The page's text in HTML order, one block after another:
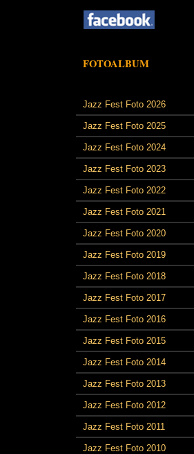
FOTOALBUM
Jazz Fest Foto 2026
Jazz Fest Foto 2025
Jazz Fest Foto 2024
Jazz Fest Foto 2023
Jazz Fest Foto 2022
Jazz Fest Foto 2021
Jazz Fest Foto 2020
Jazz Fest Foto 2019
Jazz Fest Foto 2018
Jazz Fest Foto 2017
Jazz Fest Foto 2016
Jazz Fest Foto 2015
Jazz Fest Foto 2014
Jazz Fest Foto 2013
Jazz Fest Foto 2012
Jazz Fest Foto 2011
Jazz Fest Foto 2010